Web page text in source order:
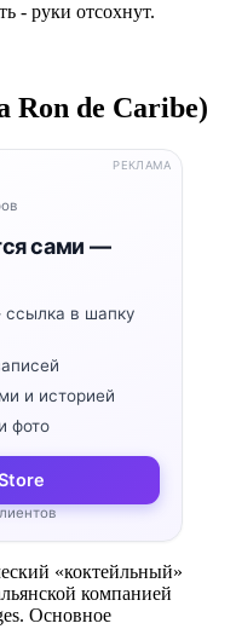
- руки отсохнут.
Ron de Caribe)
сами —
в шапку
и историей
фото
РЕКЛАМА
«коктейльный»
компанией
Основное